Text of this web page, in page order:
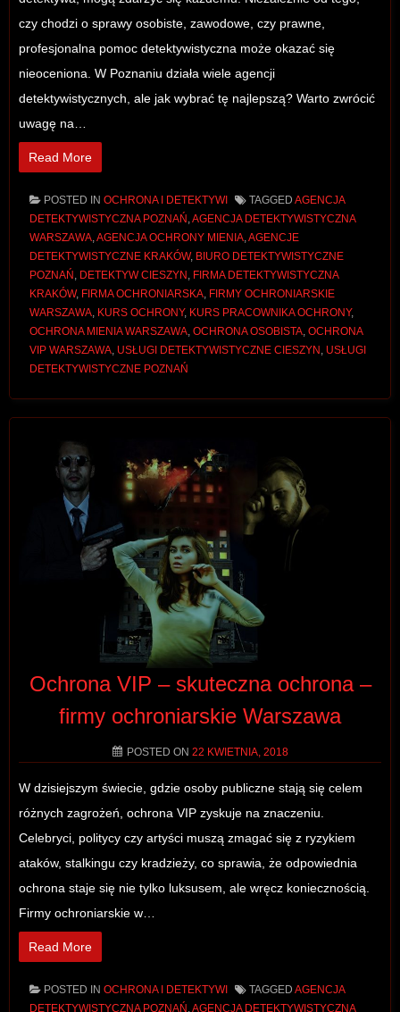
czy chodzi o sprawy osobiste, zawodowe, czy prawne,
profesjonalna pomoc detektywistyczna może okazać się
nieoceniona. W Poznaniu działa wiele agencji
detektywistycznych, ale jak wybrać tę najlepszą? Warto zwrócić
uwagę na…
Read More
POSTED IN OCHRONA I DETEKTYWI TAGGED AGENCJA
DETEKTYWISTYCZNA POZNAŃ ,AGENCJA DETEKTYWISTYCZNA
WARSZAWA,AGENCJA OCHRONY MIENIA,AGENCJE
DETEKTYWISTYCZNE KRAKÓW, BIURO DETEKTYWISTYCZNE
POZNAŃ , DETEKTYW CIESZYN , FIRMA DETEKTYWISTYCZNA
KRAKÓW, FIRMA OCHRONIARSKA, FIRMY OCHRONIARSKIE
WARSZAWA, KURS OCHRONY, KURS PRACOWNIKA OCHRONY,
OCHRONA MIENIA WARSZAWA, OCHRONA OSOBISTA, OCHRONA
VIP WARSZAWA, USŁUGI DETEKTYWISTYCZNE CIESZYN , USŁUGI
DETEKTYWISTYCZNE POZNAŃ
Ochrona VIP – skuteczna ochrona –
firmy ochroniarskie Warszawa
POSTED ON 22 KWIETNIA, 2018
W dzisiejszym świecie, gdzie osoby publiczne stają się celem
różnych zagrożeń, ochrona VIP zyskuje na znaczeniu.
Celebryci, politycy czy artyści muszą zmagać się z ryzykiem
ataków, stalkingu czy kradzieży, co sprawia, że odpowiednia
ochrona staje się nie tylko luksusem, ale wręcz koniecznością.
Firmy ochroniarskie w…
Read More
POSTED IN OCHRONA I DETEKTYWI TAGGED AGENCJA
DETEKTYWISTYCZNA POZNAŃ ,AGENCJA DETEKTYWISTYCZNA